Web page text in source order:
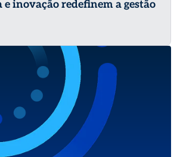
e inovação redefinem a gestão